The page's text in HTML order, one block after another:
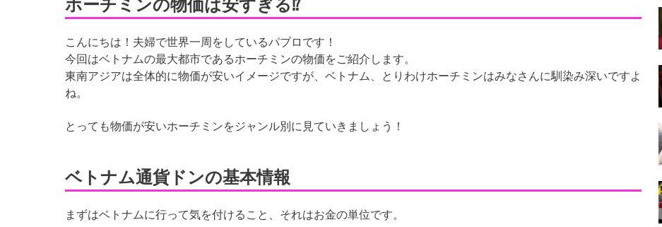
こんにちは！夫婦で世界一周をしているパブロです！
今回はベトナムの最大都市であるホーチミンの物価をご紹介します。
東南アジアは全体的に物価が安いイメージですが、ベトナム、とりわけホーチミンはみなさんに馴染み深いですよ
ね。
とっても物価が安いホーチミンをジャンル別に見ていきましょう！
ベトナム通貨ドンの基本情報
まずはベトナムに行って気を付けること、それはお金の単位です。